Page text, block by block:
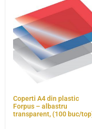
Coperti A4 din plastic
Forpus – albastru
transparent, (100 buc/